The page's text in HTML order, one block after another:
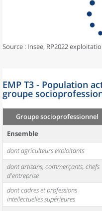
Source : Insee, RP2022
EMP T3 - Population
groupe
Groupe socioprofessionnel
Ensemble
dont agriculteurs exploitants
dont artisans, commerçants, chefs
d'entreprise
dont cadres et professions
intellectuelles supérieures